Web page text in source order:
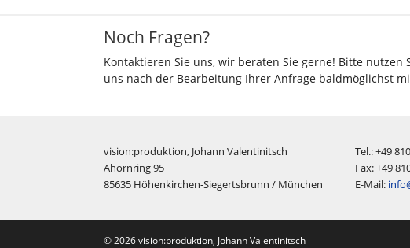
Noch Fragen?
Kontaktieren Sie uns, wir beraten Sie gerne! Bitte nutzen
uns nach der Bearbeitung Ihrer Anfrage baldmöglichst
vision:produktion, Johann Valentinitsch
Ahornring 95
85635 Höhenkirchen-Siegertsbrunn / München
Tel.: +49
Fax: +49
E-Mail:
© 2026 vision:produktion, Johann Valentinitsch